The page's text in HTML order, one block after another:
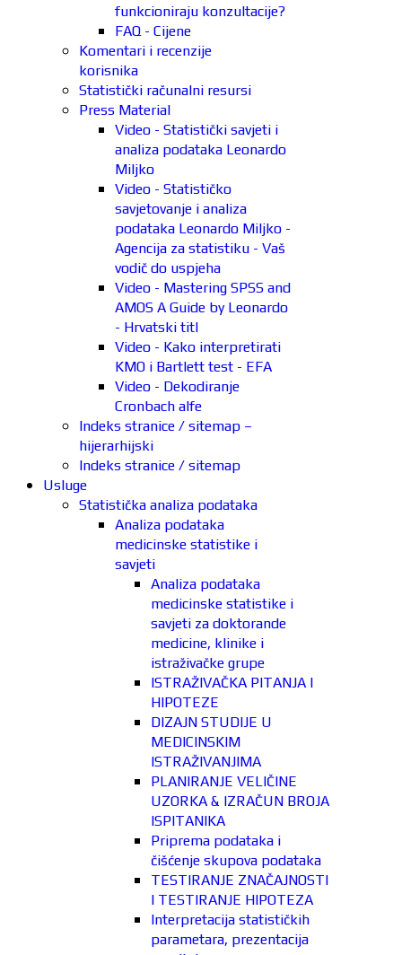
funkcioniraju konzultacije?
FAQ - Cijene
Komentari i recenzije
korisnika
Statistički računalni resursi
Press Material
Video - Statistički savjeti i
analiza podataka Leonardo
Miljko
Video - Statističko
savjetovanje i analiza
podataka Leonardo Miljko -
Agencija za statistiku - Vaš
vodič do uspjeha
Video - Mastering SPSS and
AMOS A Guide by Leonardo
- Hrvatski titl
Video - Kako interpretirati
KMO i Bartlett test - EFA
Video - Dekodiranje
Cronbach alfe
Indeks stranice / sitemap –
hijerarhijski
Indeks stranice / sitemap
Usluge
Statistička analiza podataka
Analiza podataka
medicinske statistike i
savjeti
Analiza podataka
medicinske statistike i
savjeti za doktorande
medicine, klinike i
istraživačke grupe
ISTRAŽIVAČKA PITANJA I
HIPOTEZE
DIZAJN STUDIJE U
MEDICINSKIM
ISTRAŽIVANJIMA
PLANIRANJE VELIČINE
UZORKA & IZRAČUN BROJA
ISPITANIKA
Priprema podataka i
čišćenje skupova podataka
TESTIRANJE ZNAČAJNOSTI
I TESTIRANJE HIPOTEZA
Interpretacija statističkih
parametara, prezentacija